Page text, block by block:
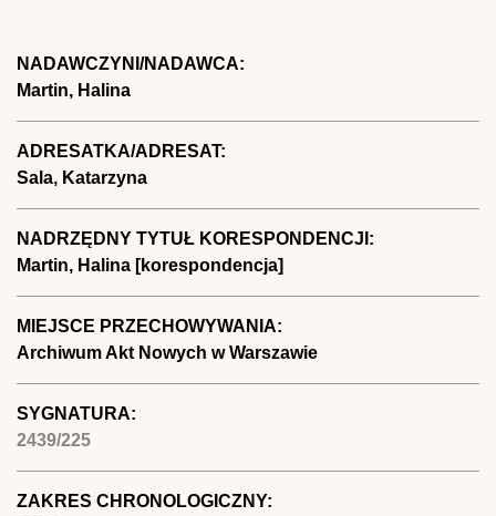
NADAWCZYNI/NADAWCA:
Martin, Halina
ADRESATKA/ADRESAT:
Sala, Katarzyna
NADRZĘDNY TYTUŁ KORESPONDENCJI:
Martin, Halina [korespondencja]
MIEJSCE PRZECHOWYWANIA:
Archiwum Akt Nowych w Warszawie
SYGNATURA:
2439/225
ZAKRES CHRONOLOGICZNY: